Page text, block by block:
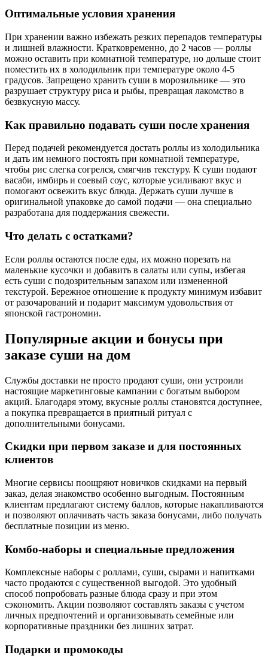
Оптимальные условия хранения
При хранении важно избежать резких перепадов температуры
и лишней влажности. Кратковременно, до 2 часов — роллы
можно оставить при комнатной температуре, но дольше стоит
поместить их в холодильник при температуре около 4-5
градусов. Запрещено хранить суши в морозильнике — это
разрушает структуру риса и рыбы, превращая лакомство в
безвкусную массу.
Как правильно подавать суши после хранения
Перед подачей рекомендуется достать роллы из холодильника
и дать им немного постоять при комнатной температуре,
чтобы рис слегка согрелся, смягчив текстуру. К суши подают
васаби, имбирь и соевый соус, которые усиливают вкус и
помогают освежить вкус блюда. Держать суши лучше в
оригинальной упаковке до самой подачи — она специально
разработана для поддержания свежести.
Что делать с остатками?
Если роллы остаются после еды, их можно порезать на
маленькие кусочки и добавить в салаты или супы, избегая
есть суши с подозрительным запахом или измененной
текстурой. Бережное отношение к продукту минимум избавит
от разочарований и подарит максимум удовольствия от
японской гастрономии.
Популярные акции и бонусы при
заказе суши на дом
Службы доставки не просто продают суши, они устроили
настоящие маркетинговые кампании с богатым выбором
акций. Благодаря этому, вкусные роллы становятся доступнее,
а покупка превращается в приятный ритуал с
дополнительными бонусами.
Скидки при первом заказе и для постоянных
клиентов
Многие сервисы поощряют новичков скидками на первый
заказ, делая знакомство особенно выгодным. Постоянным
клиентам предлагают систему баллов, которые накапливаются
и позволяют оплачивать часть заказа бонусами, либо получать
бесплатные позиции из меню.
Комбо-наборы и специальные предложения
Комплексные наборы с роллами, суши, сырами и напитками
часто продаются с существенной выгодой. Это удобный
способ попробовать разные блюда сразу и при этом
сэкономить. Акции позволяют составлять заказы с учетом
личных предпочтений и организовывать семейные или
корпоративные праздники без лишних затрат.
Подарки и промокоды